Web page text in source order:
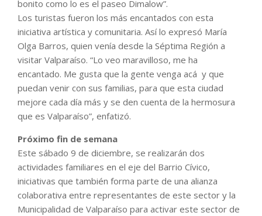
bonito como lo es el paseo Dimalow”.
Los turistas fueron los más encantados con esta
iniciativa artística y comunitaria. Así lo expresó María
Olga Barros, quien venía desde la Séptima Región a
visitar Valparaíso. “Lo veo maravilloso, me ha
encantado. Me gusta que la gente venga acá y que
puedan venir con sus familias, para que esta ciudad
mejore cada día más y se den cuenta de la hermosura
que es Valparaíso”, enfatizó.
Próximo fin de semana
Este sábado 9 de diciembre, se realizarán dos
actividades familiares en el eje del Barrio Cívico,
iniciativas que también forma parte de una alianza
colaborativa entre representantes de este sector y la
Municipalidad de Valparaíso para activar este sector de